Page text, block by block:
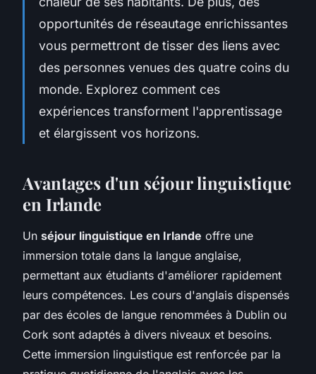
opportunités de réseautage enrichissantes
vous permettront de tisser des liens avec
des personnes venues des quatre coins du
monde. Explorez comment ces
expériences transforment l'apprentissage
et élargissent vos horizons.
Avantages d'un séjour linguistique
en Irlande
Un séjour linguistique en Irlande offre une
immersion totale dans la langue anglaise,
permettant aux étudiants d'améliorer rapidement
leurs compétences. Les cours d'anglais dispensés
par des écoles de langue renommées à Dublin ou
Cork sont adaptés à divers niveaux et besoins.
Cette immersion linguistique est renforcée par la